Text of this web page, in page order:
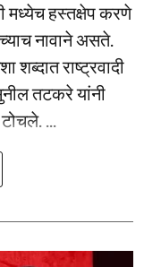
मध्येच हस्तक्षेप करणे
नावाने असते.
शब्दात राष्ट्रवादी
तटकरे यांनी
...